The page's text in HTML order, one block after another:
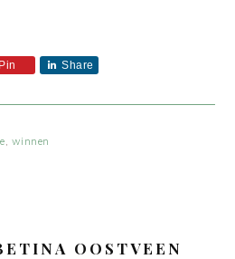
Pin Share
winnen
OOSTVEEN